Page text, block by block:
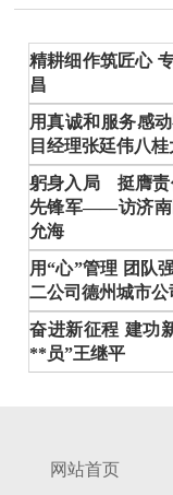
精耕细作筑匠心
昌
用真诚和服务感
目经理张廷伟八
躬身入局 挺膺责任 做项目精细化管理和市场
先锋军——访济南
允海
用“心”管理 团队
二公司德州城市
奋进新征程 建功
**员”王继平
网站首页